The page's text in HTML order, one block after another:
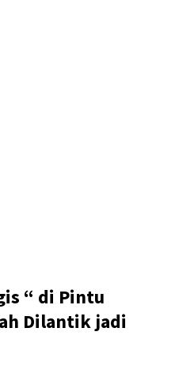
“ di Pintu
Dilantik jadi